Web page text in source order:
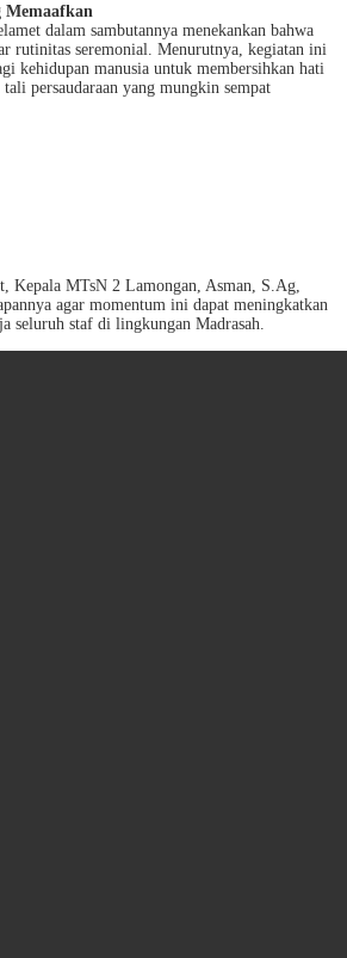
Memaafkan
dalam sambutannya menekankan bahwa
rutinitas seremonial. Menurutnya, kegiatan ini
kehidupan manusia untuk membersihkan hati
persaudaraan yang mungkin sempat
Kepala MTsN 2 Lamongan, Asman, S.Ag,
agar momentum ini dapat meningkatkan
seluruh staf di lingkungan Madrasah.